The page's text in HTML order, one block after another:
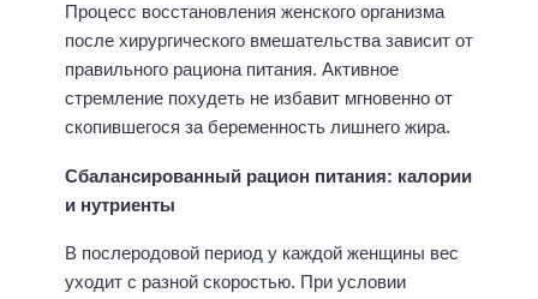
Процесс восстановления женского организма
после хирургического вмешательства зависит от
правильного рациона питания. Активное
стремление похудеть не избавит мгновенно от
скопившегося за беременность лишнего жира.
Сбалансированный рацион питания: калории
и нутриенты
В послеродовой период у каждой женщины вес
уходит с разной скоростью. При условии